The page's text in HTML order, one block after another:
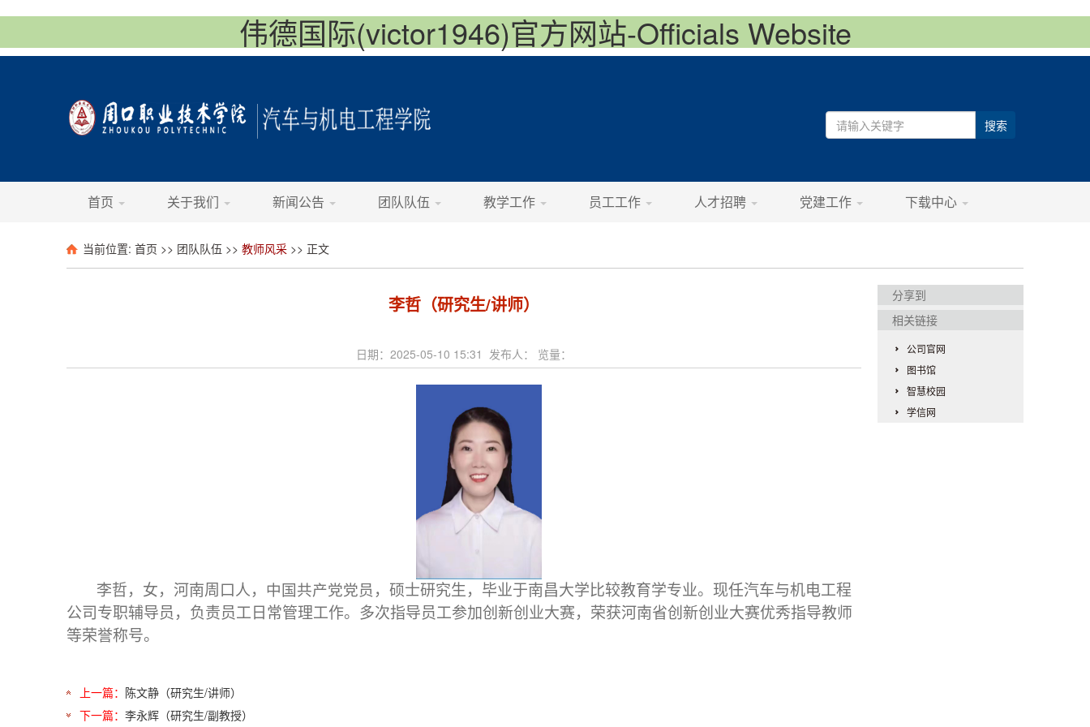
伟德国际(victor1946)官方网站-Officials Website
搜索
首页 关于我们 新闻公告 团队队伍 教学工作 员工工作 人才招聘 党建工作 下载中心
当前位置: 首页 >> 团队队伍 >> 教师风采 >> 正文
李哲（研究生/讲师）
日期：2025-05-10 15:31 发布人： 览量：
李哲，女，河南周口人， 中国共产党党员 ， 硕士研究生， 毕业于南昌大学 比较教育学专业。现任汽车与机电工程
公司专职辅导员，负责员工日常管理工作。 多次指导员工参加创新创业大赛， 荣获河南省创新创业大赛优秀指导教师
等荣誉称号。
上一篇： 陈文静（研究生/讲师）
下一篇： 李永辉（研究生/副教授）
分享到
相关链接
公司官网
图书馆
智慧校园
学信网